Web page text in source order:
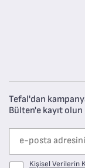
Tefal'dan
Bülten'e kayıt olun
Kişisel Verilerin